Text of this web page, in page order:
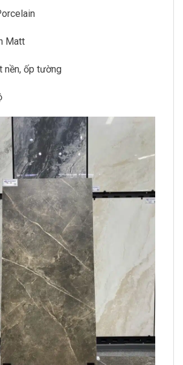
Matt
nền, ốp tường